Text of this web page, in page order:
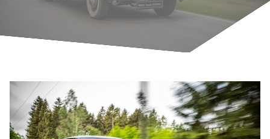
AJANKOHTAISTA & UUTTA
LIFESTYLE